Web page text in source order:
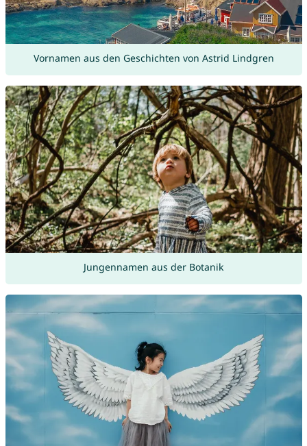
Vornamen aus den Geschichten von Astrid Lindgren
Jungennamen aus der Botanik